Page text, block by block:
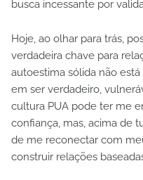
busca incessante por
Hoje, ao olhar para trás,
verdadeira chave para
autoestima sólida não
em ser verdadeiro,
cultura PUA pode ter me
confiança, mas, acima de
de me reconectar com
construir relações